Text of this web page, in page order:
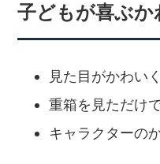
子どもが喜ぶ
見た目がかわい
重箱を見ただけ
キャラクターの